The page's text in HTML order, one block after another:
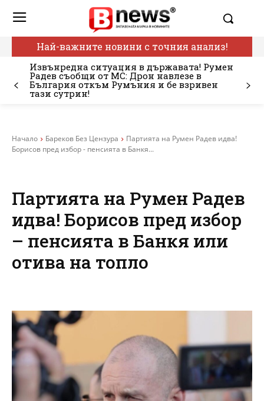
Най-важните новини с точния анализ!
Извънредна ситуация в държавата! Румен
Радев съобщи от МС: Дрон навлезе в
България откъм Румъния и бе взривен
тази сутрин!
Начало Бареков Без Цензура
Партията на Румен Радев идва!
Борисов пред избор - пенсията в Банкя...
Партията на Румен Радев
идва! Борисов пред избор
– пенсията в Банкя или
отива на топло